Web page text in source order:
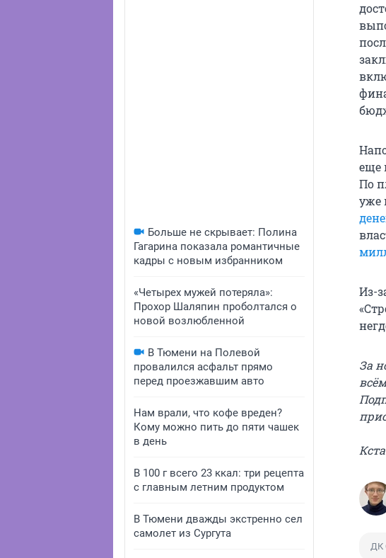
Больше не скрывает: Полина
Гагарина показала романтичные
кадры с новым избранником
«Четырех мужей потеряла»:
Прохор Шаляпин проболтался о
новой возлюбленной
В Тюмени на Полевой
провалился асфальт прямо
перед проезжавшим авто
Нам врали, что кофе вреден?
Кому можно пить до пяти чашек
в день
В 100 г всего 23 ккал: три рецепта
с главным летним продуктом
В Тюмени дважды экстренно сел
самолет из Сургута
еще
По
уже
Из-
За
ДК